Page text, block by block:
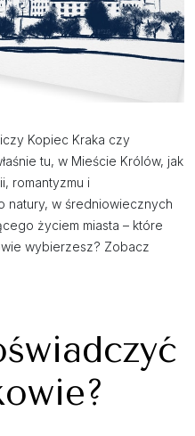
Kopiec Kraka czy
tu, w Mieście Królów, jak
romantyzmu i
natury, w średniowiecznych
życiem miasta – które
wybierzesz? Zobacz